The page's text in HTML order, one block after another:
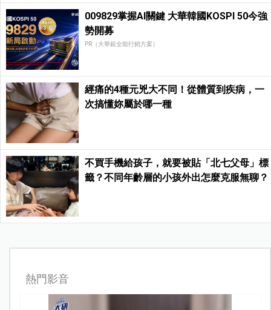
009829掌握AI關鍵 大華韓國KOSPI 50今強
勢開募
PR（大華銀全能行銷方案）
經痛的4種元兇大不同！從體質到疾病，一
次搞懂妳屬於哪一種
不買手機給孩子，就要被貼「北七父母」標
籤？不同年齡層的小孩外出怎麼克服無聊？
熱門影音